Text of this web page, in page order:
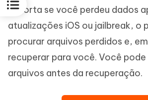
importa se você perdeu dados
atualizações iOS ou jailbreak, o
procurar arquivos perdidos e,
recuperar para você. Você
arquivos antes da recuperação.